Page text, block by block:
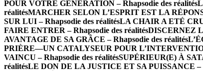
POUR VOTRE GÉNÉRATION – Rhapsodie des réalités
réalitésMARCHER SELON L’ESPRIT EST LA
SUR LUI – Rhapsodie des réalitésLA CHAIR A ETÉ
FAIRE ENTRER – Rhapsodie des réalitésDISCERNEZ
AVANTAGE DE SA GRÂCE – Rhapsodie des réalités
PRIÈRE—UN CATALYSEUR POUR
VAINCU – Rhapsodie des réalitésSUPÉRIEUR(E) À
réalitésLE DON DE LA JUSTICE ET SA PUISSANCE –